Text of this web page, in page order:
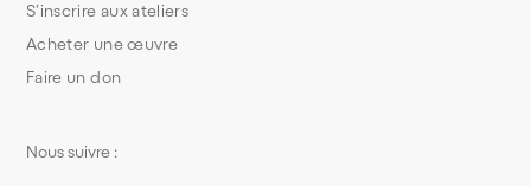
S’inscrire aux ateliers
Acheter une œuvre
Faire un don
Nous suivre :